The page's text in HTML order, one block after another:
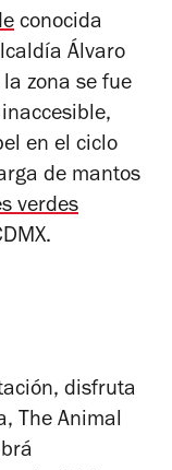
conocida
Álvaro
zona se fue
en el ciclo
de mantos
verdes
disfruta
The Animal